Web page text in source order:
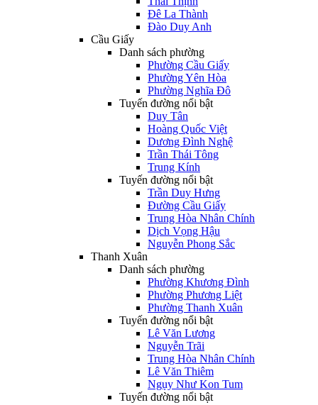
Đê La Thành
Đào Duy Anh
Cầu Giấy
Danh sách phường
Phường Cầu Giấy
Phường Yên Hòa
Phường Nghĩa Đô
Tuyến đường nổi bật
Duy Tân
Hoàng Quốc Việt
Dương Đình Nghệ
Trần Thái Tông
Trung Kính
Tuyến đường nổi bật
Trần Duy Hưng
Đường Cầu Giấy
Trung Hòa Nhân Chính
Dịch Vọng Hậu
Nguyễn Phong Sắc
Thanh Xuân
Danh sách phường
Phường Khương Đình
Phường Phương Liệt
Phường Thanh Xuân
Tuyến đường nổi bật
Lê Văn Lương
Nguyễn Trãi
Trung Hòa Nhân Chính
Lê Văn Thiêm
Ngụy Như Kon Tum
Tuyến đường nổi bật